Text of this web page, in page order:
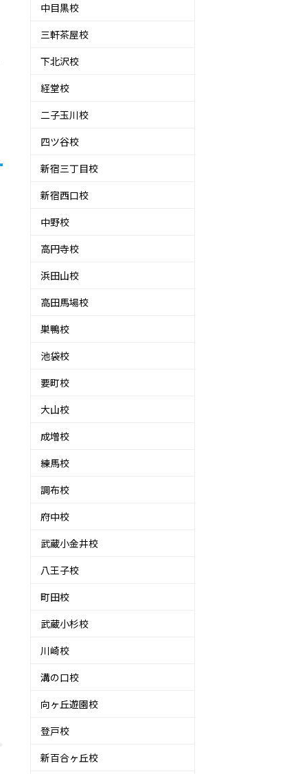
中目黒校
三軒茶屋校
下北沢校
経堂校
二子玉川校
四ツ谷校
新宿三丁目校
新宿西口校
中野校
高円寺校
浜田山校
高田馬場校
巣鴨校
池袋校
要町校
大山校
成増校
練馬校
調布校
府中校
武蔵小金井校
八王子校
町田校
武蔵小杉校
川崎校
溝の口校
向ヶ丘遊園校
登戸校
新百合ヶ丘校